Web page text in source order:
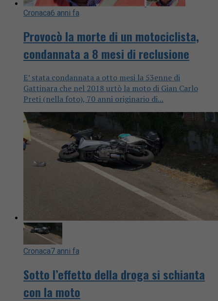
Cronaca6 anni fa
Provocò la morte di un motociclista,
condannata a 8 mesi di reclusione
E’ stata condannata a otto mesi la 53enne di
Gattinara che nel 2018 urtò la moto di Gian Carlo
Preti (nella foto), 70 anni originario di...
Cronaca7 anni fa
Sotto l’effetto della droga si schianta
con la moto